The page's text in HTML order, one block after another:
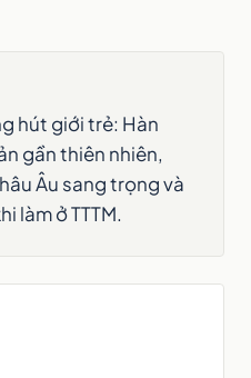
hút giới trẻ: Hàn
gần thiên nhiên,
Âu sang trọng và
làm ở TTTM.